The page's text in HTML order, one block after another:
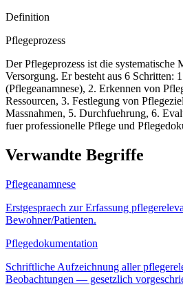
Definition
Pflegeprozess
Der Pflegeprozess ist die systematische
Versorgung. Er besteht aus 6 Schritten:
(Pflegeanamnese), 2. Erkennen von
Ressourcen, 3. Festlegung von
Massnahmen, 5. Durchfuehrung, 6.
fuer professionelle Pflege und
Verwandte Begriffe
Pflegeanamnese
Erstgespraech zur Erfassung
Bewohner/Patienten.
Pflegedokumentation
Schriftliche Aufzeichnung aller
Beobachtungen — gesetzlich